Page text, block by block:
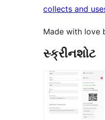
collects and
Made with love
સ્ક્રીનશોટ